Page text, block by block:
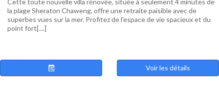
Cette toute nouvelle villa rénovée, située à seulement 4 minutes de
la plage Sheraton Chaweng, offre une retraite paisible avec de
superbes vues sur la mer. Profitez de l'espace de vie spacieux et du
point fort[....]
Voir les détails